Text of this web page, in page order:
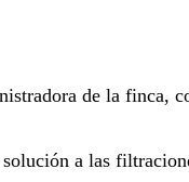
de la finca,
a las